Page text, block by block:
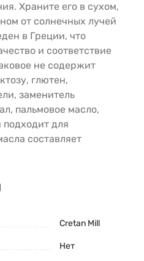
Храните его в сухом,
от солнечных лучей
в Греции, что
и соответствие
не содержит
глютен,
заменитель
пальмовое масло,
подходит для
составляет
Cretan Mill
Нет